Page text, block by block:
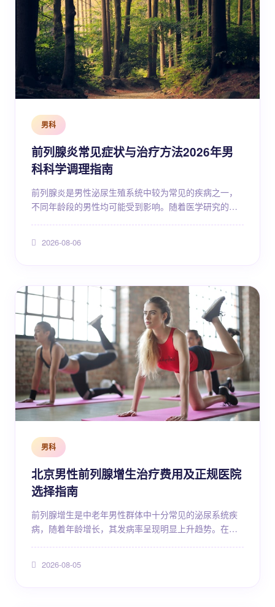
男科
前列腺炎常见症状与治疗方法2026年男
科科学调理指南
前列腺炎是男性泌尿生殖系统中较为常见的疾病之一，
不同年龄段的男性均可能受到影响。随着医学研究的不
以及科学调理建议展开，帮助读者建立对该疾病的系统
生评估后制定，不建议自行诊断或自行用药。 前列腺炎
的基本认识 前...
2026-08-06
男科
北京男性前列腺增生治疗费用及正规医院
选择指南
前列腺增生是中老年男性群体中十分常见的泌尿系统疾
病，随着年龄增长，其发病率呈现明显上升趋势。在北
多少，二是如何选择一家正规可靠的医院。本文将围绕
2026-08-05